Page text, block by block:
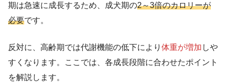
期は急速に成長するため、成犬期の2～3倍のカロリーが
必要です。
反対に、高齢期では代謝機能の低下により 体重が増加 しや
すくなります。ここでは、各成長段階に合わせたポイント
を解説します。